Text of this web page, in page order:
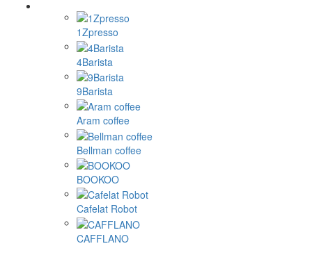
1Zpresso
4Barista
9Barista
Aram coffee
Bellman coffee
BOOKOO
Cafelat Robot
CAFFLANO